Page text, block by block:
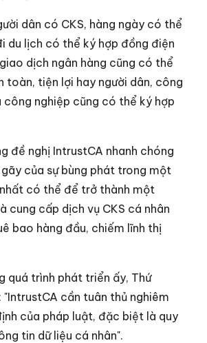
dân có CKS, hàng ngày có thể
du lịch có thể ký hợp đồng điện
dịch ngân hàng cũng có thể
toàn, tiện lợi hay người dân, công
công nghiệp cũng có thể ký hợp
đề nghị IntrustCA nhanh chóng
của sự bùng phát trong một
có thể để trở thành một
cung cấp dịch vụ CKS cá nhân
bao hàng đầu, chiếm lĩnh thị
quá trình phát triển ấy, Thứ
"IntrustCA cần tuân thủ nghiêm
của pháp luật, đặc biệt là quy
tin dữ liệu cá nhân".